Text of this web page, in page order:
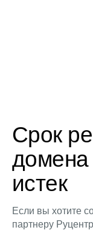
Срок
домена
истек
Если вы хотите
партнеру